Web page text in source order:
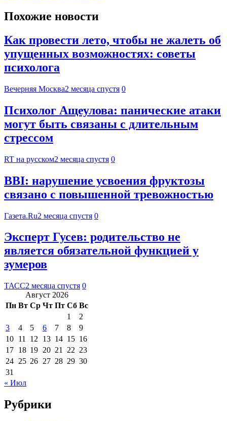
Похожие новости
Как провести лето, чтобы не жалеть об
упущенных возможностях: советы
психолога
Вечерняя Москва2 месяца спустя 0
Психолог Ащеулова: панические атаки
могут быть связаны с длительным
стрессом
RT на русском2 месяца спустя 0
BBI: нарушение усвоения фруктозы
связано с повышенной тревожностью
Газета.Ru2 месяца спустя 0
Эксперт Гусев: родительство не
является обязательной функцией у
зумеров
ТАСС2 месяца спустя 0
Август 2026
Пн Вт Ср Чт Пт Сб Вс
1
2
3
4 5 6 7 8
9
10 11 12 13 14 15 16
17 18 19 20 21 22 23
24 25 26 27 28 29 30
31
« Июл
Рубрики